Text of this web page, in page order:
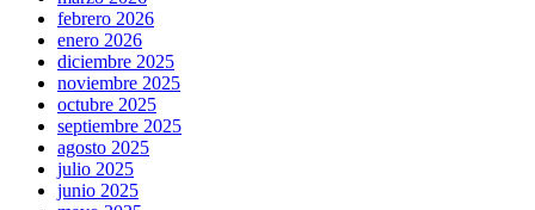
febrero 2026
enero 2026
diciembre 2025
noviembre 2025
octubre 2025
septiembre 2025
agosto 2025
julio 2025
junio 2025